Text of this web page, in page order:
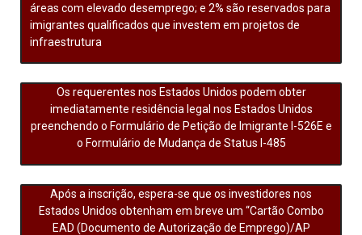
áreas com elevado desemprego; e 2% são reservados para
imigrantes qualificados que investem em projetos de
infraestrutura
Os requerentes nos Estados Unidos podem obter
imediatamente residência legal nos Estados Unidos
preenchendo o Formulário de Petição de Imigrante I-526E e
o Formulário de Mudança de Status I-485
Após a inscrição, espera-se que os investidores nos
Estados Unidos obtenham em breve um “Cartão Combo
EAD (Documento de Autorização de Emprego)/AP